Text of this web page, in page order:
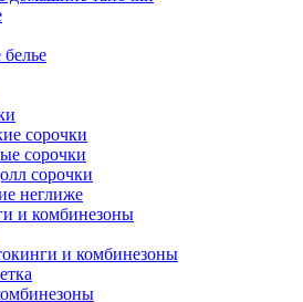
сорочки
сорочки
сорочки
неглиже
и комбинезоны
и комбинезоны